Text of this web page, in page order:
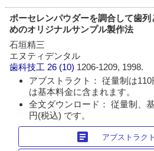
ポーセレンパウダーを調合して歯
めのオリジナルサンプル製作法
石垣精三
エヌティデンタル
歯科技工 26 (10) 1206-1209, 1998.
アブストラクト： 従量制は
は基本料金に含まれます。
全文ダウンロード： 従量制、
円(税込) です。
article アブストラク